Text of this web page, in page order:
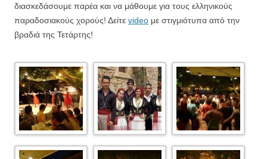
διασκεδάσουμε παρέα και να μάθουμε για τους ελληνικούς
παραδοσιακούς χορούς! Δείτε video με στιγμιότυπα από την
βραδιά της Τετάρτης!